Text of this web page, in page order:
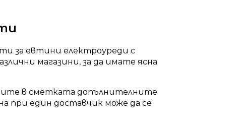
за евтини електроуреди с
магазини, за да имате ясна
в сметката допълнителните
при един доставчик може да се